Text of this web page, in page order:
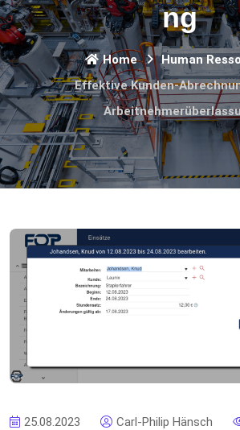
ng
Home
Human
Effektive Kunden-
25.08.2023 Carl-Philip Hänsch